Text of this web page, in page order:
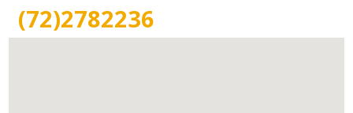
(72)2782236